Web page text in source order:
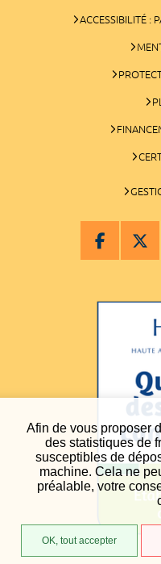
Afin de vous proposer
des statistiques de
susceptibles de
machine. Cela ne
préalable, votre
OK, tout accepter
ACCESSIBILITÉ :